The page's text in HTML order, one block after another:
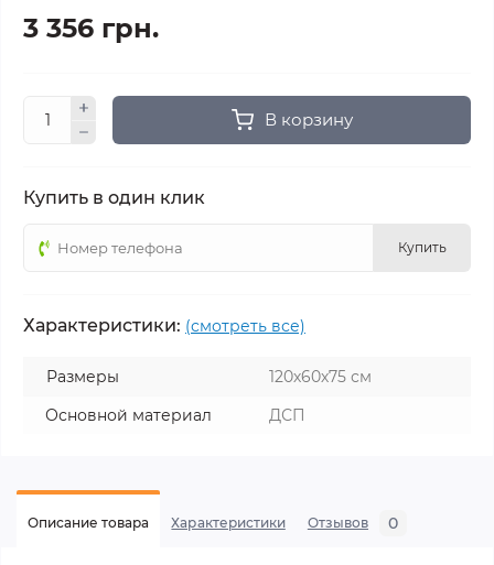
3 356 грн.
В корзину
Купить в один клик
Купить
Характеристики: (смотреть все)
Размеры
120х60х75 см
Основной материал
ДСП
Описание товара Характеристики Отзывов 0